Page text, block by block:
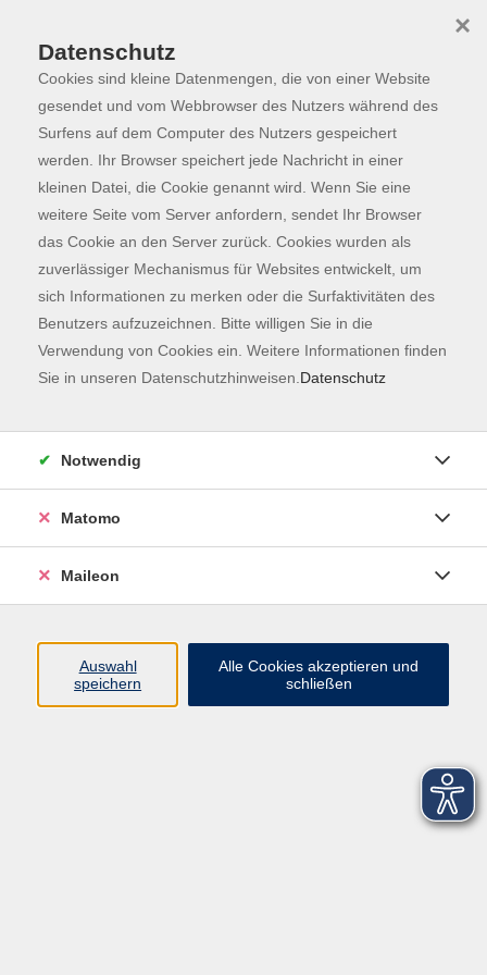
Skip to main content
Programm
Der Kurs konnte nicht gefunden werden.
Kontaktformular
Impressum
AGB
Datenschutzerklärung
Datenschutz
Cookies sind kleine Datenmengen, die von einer Website
gesendet und vom Webbrowser des Nutzers während des
Surfens auf dem Computer des Nutzers gespeichert
werden. Ihr Browser speichert jede Nachricht in einer
kleinen Datei, die Cookie genannt wird. Wenn Sie eine
weitere Seite vom Server anfordern, sendet Ihr Browser
das Cookie an den Server zurück. Cookies wurden als
zuverlässiger Mechanismus für Websites entwickelt, um
sich Informationen zu merken oder die Surfaktivitäten des
Benutzers aufzuzeichnen. Bitte willigen Sie in die
Verwendung von Cookies ein. Weitere Informationen finden
Sie in unseren Datenschutzhinweisen. Datenschutz
×
Notwendig
Matomo
Maileon
Auswahl
speichern
Alle Cookies akzeptieren und
schließen